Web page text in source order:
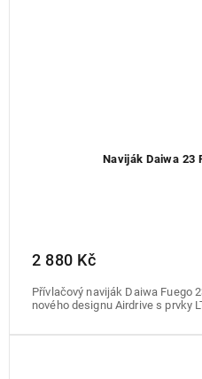
Naviják Daiwa 23
2 880 Kč
Přívlačový naviják Daiwa Fuego
nového designu Airdrive s prvky